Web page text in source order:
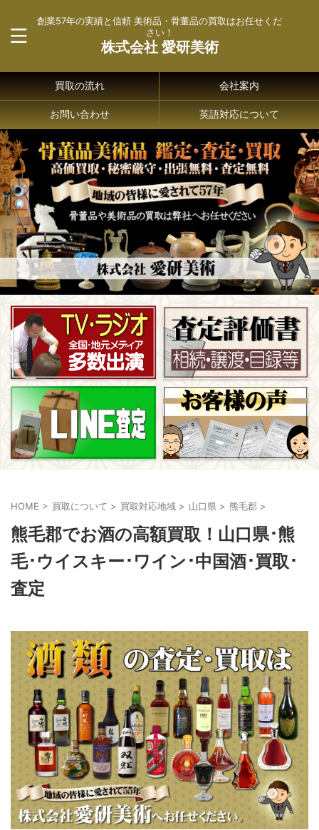
創業57年の実績と信頼 美術品・骨董品の買取はお任せくだ
さい！
株式会社 愛研美術
買取の流れ 会社案内
お問い合わせ 英語対応について
HOME > 買取について > 買取対応地域 > 山口県 > 熊毛郡 >
熊毛郡でお酒の高額買取！山口県･熊
毛･ウイスキー･ワイン･中国酒･買取･
査定